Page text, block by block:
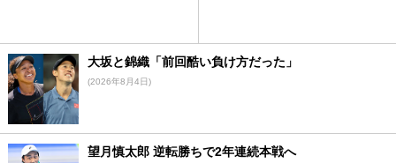
大坂と錦織「前回酷い負け方だった」
(2026年8月4日)
望月慎太郎 逆転勝ちで2年連続本戦へ